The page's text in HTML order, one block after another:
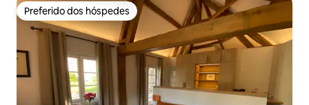
Preferido dos hóspedes
Preferido dos hóspedes